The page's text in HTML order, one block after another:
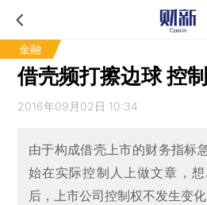
金融
借壳频打擦边球 控
2016年09月02日 10:34
由于构成借壳上市的财务指标
始在实际控制人上做文章，
后，上市公司控制权不发生变化